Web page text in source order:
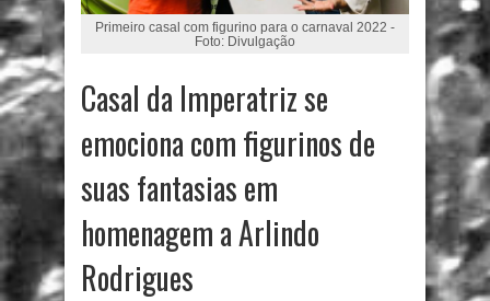
Primeiro casal com figurino para o carnaval 2022 -
Foto: Divulgação
Casal da Imperatriz se
emociona com figurinos de
suas fantasias em
homenagem a Arlindo
Rodrigues